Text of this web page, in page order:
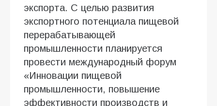
экспорта. С целью развития
экспортного потенциала пищевой
перерабатывающей
промышленности планируется
провести международный форум
«Инновации пищевой
промышленности, повышение
эффективности производств и